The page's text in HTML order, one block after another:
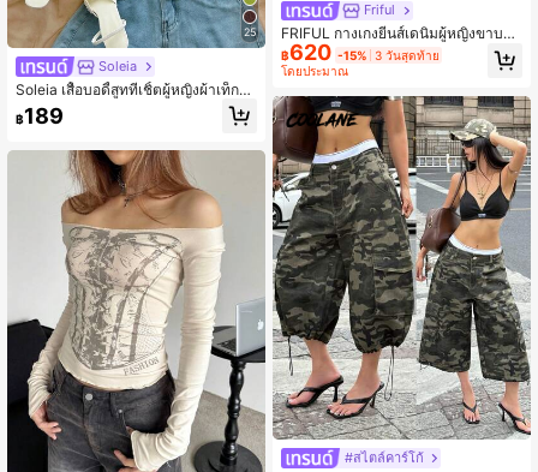
25
Soleia
Soleia เสื้อบอดี้สูททีเชิ้ตผู้หญิงผ้าเท็กซ์เ
จอร์ แขนกลีบดอกไม้ สีครีมขาว สไตล์โ
บฮีเมียนหรูหรา ลุคทรอปิคอล สำหรับใส่
สไตล์เวสเทิร์น งานแต่งริมหาด ชุดแขก
รับเชิญงานแต่ง งานรับปริญญา บรันช์
วันเซนต์แพทริก ฤดูใบไม้ผลิ อีสเตอร์ แล
ะเทศกาลดนตรี
฿189
Friful
FRIFUL กางเกงยีนส์เดนิมผู้หญิงขาบาน
หลวมลำลองมีรูร้อยเชือกด้านข้างสำหรั
บโรงเรียน
฿620 -15% 3 วันสุดท้าย
โดยประมาณ
#สไตล์คาร์โก้